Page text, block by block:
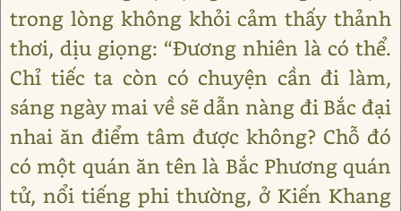
trong lòng không khỏi cảm thấy thảnh
thơi, dịu giọng: “Đương nhiên là có thể.
Chỉ tiếc ta còn có chuyện cần đi làm,
sáng ngày mai về sẽ dẫn nàng đi Bắc đại
nhai ăn điểm tâm được không? Chỗ đó
có một quán ăn tên là Bắc Phương quán
tử, nổi tiếng phi thường, ở Kiến Khang